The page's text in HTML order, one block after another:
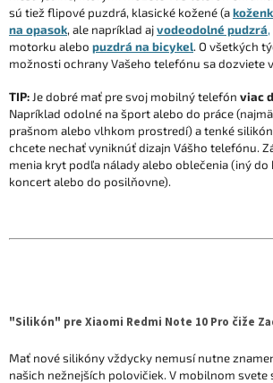
sú tiež flipové puzdrá, klasické kožené (a
na opasok, ale napríklad ajvodeodolné pudzrá,
motorku alebo puzdrá na bicykel. O všetkých
možnosti ochrany Vašeho telefónu sa dozviete
TIP: Je dobré mať pre svoj mobilný telefón viac
Napríklad odolné na šport alebo do práce
prašnom alebo vlhkom prostredí) a tenké
chcete nechať vyniknúť dizajn Vášho telefónu.
menia kryt podľa nálady alebo oblečenia (iný do
koncert alebo do posilňovne).
"Silikón" pre Xiaomi Redmi Note 10 Pro čiže
Mať nové silikóny vždycky nemusí nutne
našich nežnejších polovičiek. V mobilnom svete